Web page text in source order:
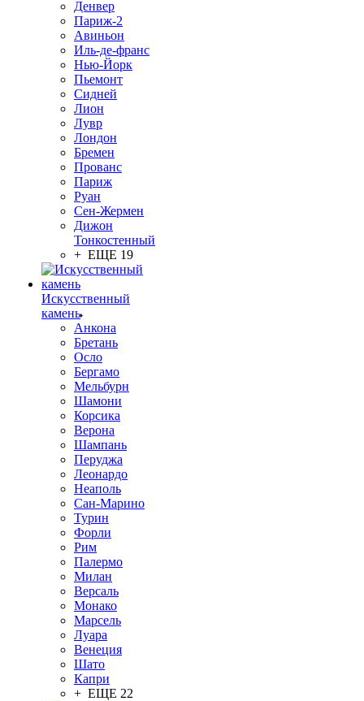
Денвер
Париж-2
Авиньон
Иль-де-франс
Нью-Йорк
Пьемонт
Сидней
Лион
Лувр
Лондон
Бремен
Прованс
Париж
Руан
Сен-Жермен
Дижон
Тонкостенный
+ ЕЩЕ 19
Искусственный
камень
Анкона
Бретань
Осло
Бергамо
Мельбурн
Шамони
Корсика
Верона
Шампань
Перуджа
Леонардо
Неаполь
Сан-Марино
Турин
Форли
Рим
Палермо
Милан
Версаль
Монако
Марсель
Луара
Венеция
Шато
Капри
+ ЕЩЕ 22